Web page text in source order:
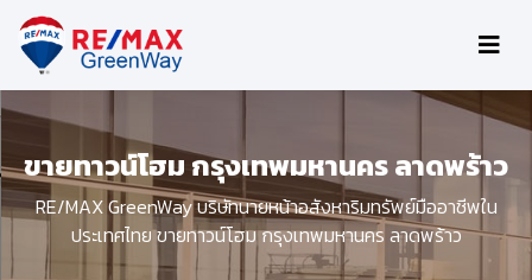
ขายทาวน์โฮม กรุงเทพมหานคร ลาดพร้าว
RE/MAX GreenWay บริษัทนายหน้าอสังหาริมทรัพย์มืออาชีพใน
ประเทศไทย ขายทาวน์โฮม กรุงเทพมหานคร ลาดพร้าว